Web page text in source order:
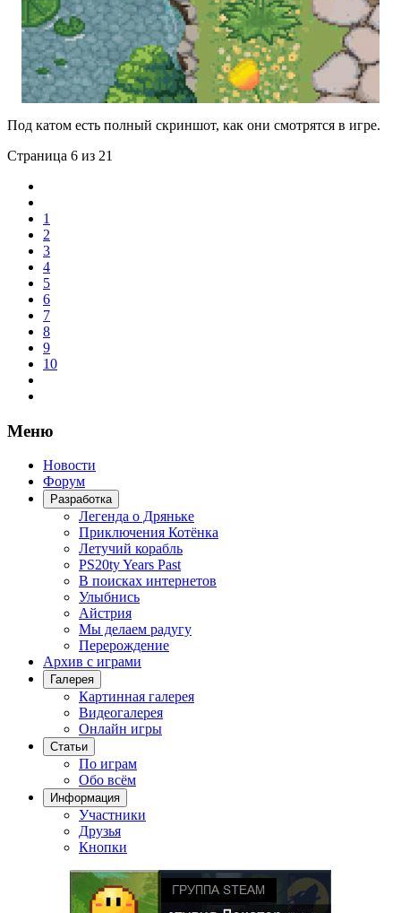
Под катом есть полный скриншот, как они смотрятся в игре.
Страница 6 из 21
1
2
3
4
5
6
7
8
9
10
Меню
Новости
Форум
Разработка
Легенда о Дряньке
Приключения Котёнка
Летучий корабль
PS20ty Years Past
В поисках интернетов
Улыбнись
Айстрия
Мы делаем радугу
Перерождение
Архив с играми
Галерея
Картинная галерея
Видеогалерея
Онлайн игры
Статьи
По играм
Обо всём
Информация
Участники
Друзья
Кнопки